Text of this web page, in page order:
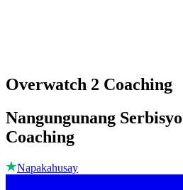
Overwatch 2 Coaching
Nangungunang
Coaching
Napakahusay